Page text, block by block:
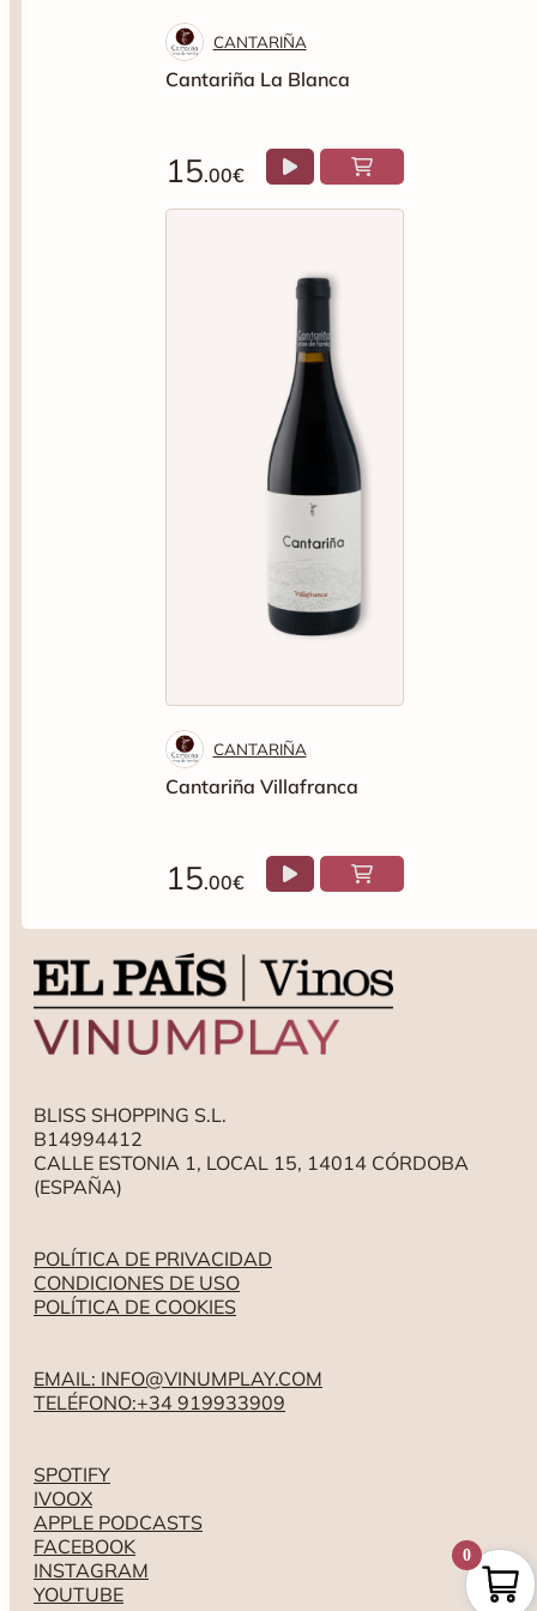
CANTARIÑA
Cantariña La Blanca
15.00€
CANTARIÑA
Cantariña Villafranca
15.00€
BLISS SHOPPING S.L.
B14994412
CALLE ESTONIA 1, LOCAL 15, 14014 CÓRDOBA
(ESPAÑA)
POLÍTICA DE PRIVACIDAD
CONDICIONES DE USO
POLÍTICA DE COOKIES
EMAIL: INFO@VINUMPLAY.COM
TELÉFONO:+34 919933909
SPOTIFY
IVOOX
APPLE PODCASTS
FACEBOOK
INSTAGRAM
YOUTUBE
0